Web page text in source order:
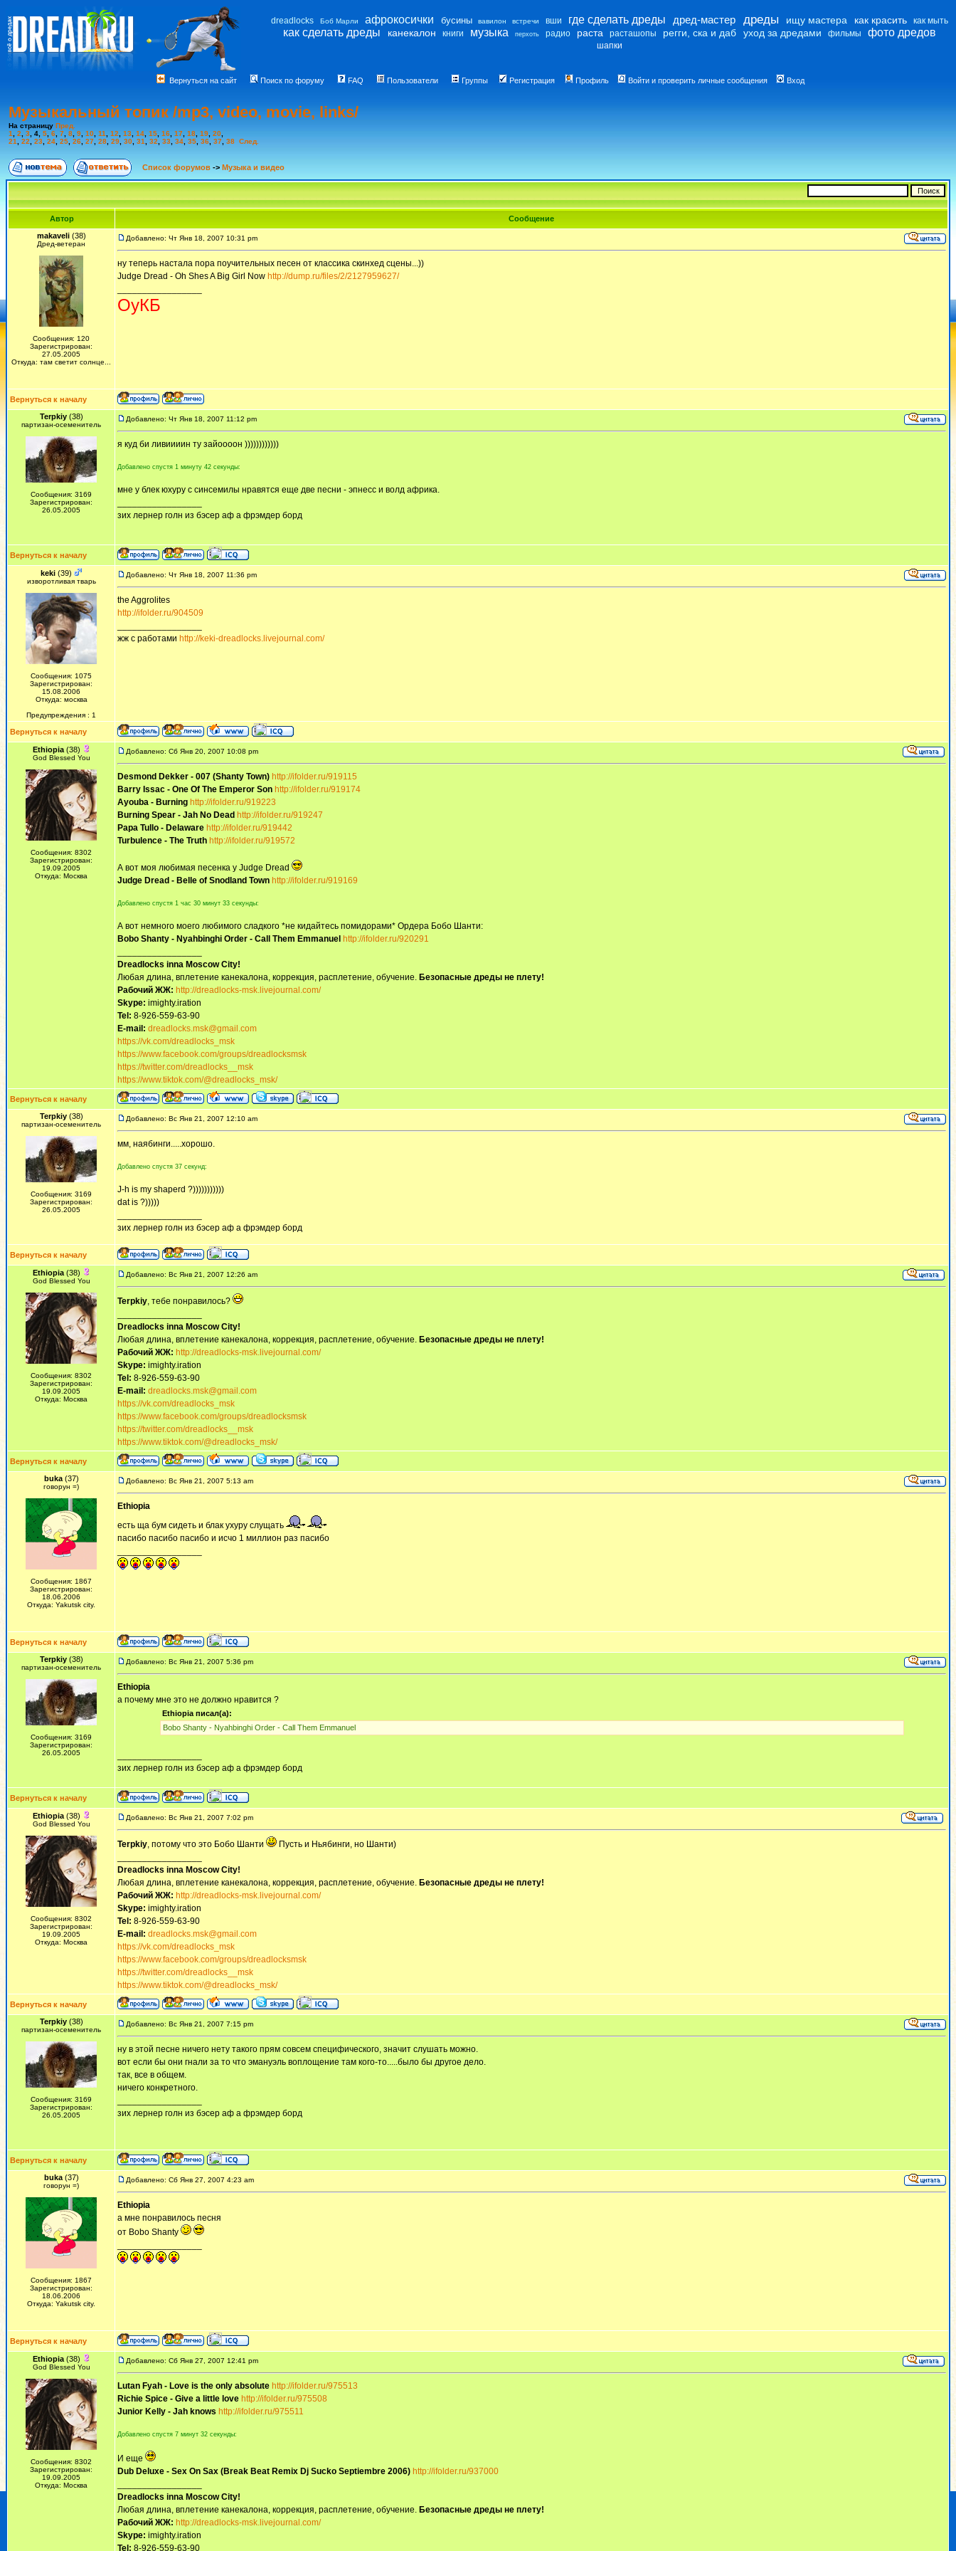
dreadlocks Боб Марли афрокосички бусины вавилон встречи вши где сделать дреды дред-мастер дреды ищу мастера как красить как мыть
как сделать дреды канекалон книги музыка перхоть радио раста расташопы регги, ска и даб уход за дредами фильмы фото дредов
шапки
Вернуться на сайт Поиск по форуму FAQ Пользователи Группы Регистрация Профиль Войти и проверить личные сообщения Вход
Музыкальный топик /mp3, video, movie, links/
На страницу Пред.
1
2 3 4 5 6 7 8 9 10 11 12 13 14 15 16 17 18 19 20
21
22 23 24 25 26 27 28 29 30 31 32 33 34 35 36 37 38 След.
Список форумов -> Музыка и видео
Автор
Сообщение
makaveli(38)
Дред-ветеран
Сообщения: 120
Зарегистрирован:
27.05.2005
Откуда: там светит солнце...
Добавлено: Чт Янв 18, 2007 10:31 pm
ну теперь настала пора поучительных песен от классика скинхед сцены...))
Judge Dread - Oh Shes A Big Girl Now http://dump.ru/files/2/2127959627/
ОуКБ
Вернуться к началу
Terpkiy(38)
партизан-осеменитель
Сообщения: 3169
Зарегистрирован:
26.05.2005
Добавлено: Чт Янв 18, 2007 11:12 pm
я куд би ливиииин ту зайоооон ))))))))))))
Добавлено спустя 1 минуту 42 секунды:
мне у блек юхуру с синсемилы нравятся еще две песни - эпнесс и волд африка.
зих лернер голн из бэсер аф а фрэмдер борд
Вернуться к началу
keki (39)
изворотливая тварь
Сообщения: 1075
Зарегистрирован:
15.08.2006
Откуда: москва
Предупреждения : 1
Добавлено: Чт Янв 18, 2007 11:36 pm
the Aggrolites
http://ifolder.ru/904509
жж с работами http://keki-dreadlocks.livejournal.com/
Вернуться к началу
Ethiopia(38)
God Blessed You
Сообщения: 8302
Зарегистрирован:
19.09.2005
Откуда: Москва
Добавлено: Сб Янв 20, 2007 10:08 pm
Desmond Dekker - 007 (Shanty Town) http://ifolder.ru/919115
Barry Issac - One Of The Emperor Son http://ifolder.ru/919174
Ayouba - Burning http://ifolder.ru/919223
Burning Spear - Jah No Dead http://ifolder.ru/919247
Papa Tullo - Delaware http://ifolder.ru/919442
Turbulence - The Truth http://ifolder.ru/919572
А вот моя любимая песенка у Judge Dread
Judge Dread - Belle of Snodland Town http://ifolder.ru/919169
Добавлено спустя 1 час 30 минут 33 секунды:
А вот немного моего любимого сладкого *не кидайтесь помидорами* Ордера Бобо Шанти:
Bobo Shanty - Nyahbinghi Order - Call Them Emmanuel http://ifolder.ru/920291
Dreadlocks inna Moscow Сity!
Любая длина, вплетение канекалона, коррекция, расплетение, обучение. Безопасные дреды не плету!
Рабочий ЖЖ: http://dreadlocks-msk.livejournal.com/
Skype: imighty.iration
Tel: 8-926-559-63-90
E-mail: dreadlocks.msk@gmail.com
https://vk.com/dreadlocks_msk
https://www.facebook.com/groups/dreadlocksmsk
https://twitter.com/dreadlocks__msk
https://www.tiktok.com/@dreadlocks_msk/
Вернуться к началу
Terpkiy(38)
партизан-осеменитель
Сообщения: 3169
Зарегистрирован:
26.05.2005
Добавлено: Вс Янв 21, 2007 12:10 am
мм, наябинги.....хорошо.
Добавлено спустя 37 секунд:
J-h is my shaperd ?)))))))))))
dat is ?)))))
зих лернер голн из бэсер аф а фрэмдер борд
Вернуться к началу
Ethiopia(38)
God Blessed You
Сообщения: 8302
Зарегистрирован:
19.09.2005
Откуда: Москва
Добавлено: Вс Янв 21, 2007 12:26 am
Terpkiy, тебе понравилось?
Dreadlocks inna Moscow Сity!
Любая длина, вплетение канекалона, коррекция, расплетение, обучение. Безопасные дреды не плету!
Рабочий ЖЖ: http://dreadlocks-msk.livejournal.com/
Skype: imighty.iration
Tel: 8-926-559-63-90
E-mail: dreadlocks.msk@gmail.com
https://vk.com/dreadlocks_msk
https://www.facebook.com/groups/dreadlocksmsk
https://twitter.com/dreadlocks__msk
https://www.tiktok.com/@dreadlocks_msk/
Вернуться к началу
buka(37)
говорун =)
Сообщения: 1867
Зарегистрирован:
18.06.2006
Откуда: Yakutsk city.
Добавлено: Вс Янв 21, 2007 5:13 am
Ethiopia
есть ща бум сидеть и блак ухуру слущать
пасибо пасибо пасибо и исчо 1 миллион раз пасибо
Вернуться к началу
Terpkiy(38)
партизан-осеменитель
Сообщения: 3169
Зарегистрирован:
26.05.2005
Добавлено: Вс Янв 21, 2007 5:36 pm
Ethiopia
а почему мне это не должно нравится ?
Ethiopia писал(а):
Bobo Shanty - Nyahbinghi Order - Call Them Emmanuel
зих лернер голн из бэсер аф а фрэмдер борд
Вернуться к началу
Ethiopia(38)
God Blessed You
Сообщения: 8302
Зарегистрирован:
19.09.2005
Откуда: Москва
Добавлено: Вс Янв 21, 2007 7:02 pm
Terpkiy, потому что это Бобо Шанти
Пусть и Ньябинги, но Шанти)
Dreadlocks inna Moscow Сity!
Любая длина, вплетение канекалона, коррекция, расплетение, обучение. Безопасные дреды не плету!
Рабочий ЖЖ: http://dreadlocks-msk.livejournal.com/
Skype: imighty.iration
Tel: 8-926-559-63-90
E-mail: dreadlocks.msk@gmail.com
https://vk.com/dreadlocks_msk
https://www.facebook.com/groups/dreadlocksmsk
https://twitter.com/dreadlocks__msk
https://www.tiktok.com/@dreadlocks_msk/
Вернуться к началу
Terpkiy(38)
партизан-осеменитель
Сообщения: 3169
Зарегистрирован:
26.05.2005
Добавлено: Вс Янв 21, 2007 7:15 pm
ну в этой песне ничего нету такого прям совсем специфического, значит слушать можно.
вот если бы они гнали за то что эмануэль воплощение там кого-то.....было бы другое дело.
так, все в общем.
ничего конкретного.
зих лернер голн из бэсер аф а фрэмдер борд
Вернуться к началу
buka(37)
говорун =)
Сообщения: 1867
Зарегистрирован:
18.06.2006
Откуда: Yakutsk city.
Добавлено: Сб Янв 27, 2007 4:23 am
Ethiopia
а мне понравилось песня
от Bobo Shanty
Вернуться к началу
Ethiopia(38)
God Blessed You
Сообщения: 8302
Зарегистрирован:
19.09.2005
Откуда: Москва
Добавлено: Сб Янв 27, 2007 12:41 pm
Lutan Fyah - Love is the only absolute http://ifolder.ru/975513
Richie Spice - Give a little love http://ifolder.ru/975508
Junior Kelly - Jah knows http://ifolder.ru/975511
Добавлено спустя 7 минут 32 секунды:
И еще
Dub Deluxe - Sex On Sax (Break Beat Remix Dj Sucko Septiembre 2006) http://ifolder.ru/937000
Dreadlocks inna Moscow Сity!
Любая длина, вплетение канекалона, коррекция, расплетение, обучение. Безопасные дреды не плету!
Рабочий ЖЖ: http://dreadlocks-msk.livejournal.com/
Skype: imighty.iration
Tel: 8-926-559-63-90